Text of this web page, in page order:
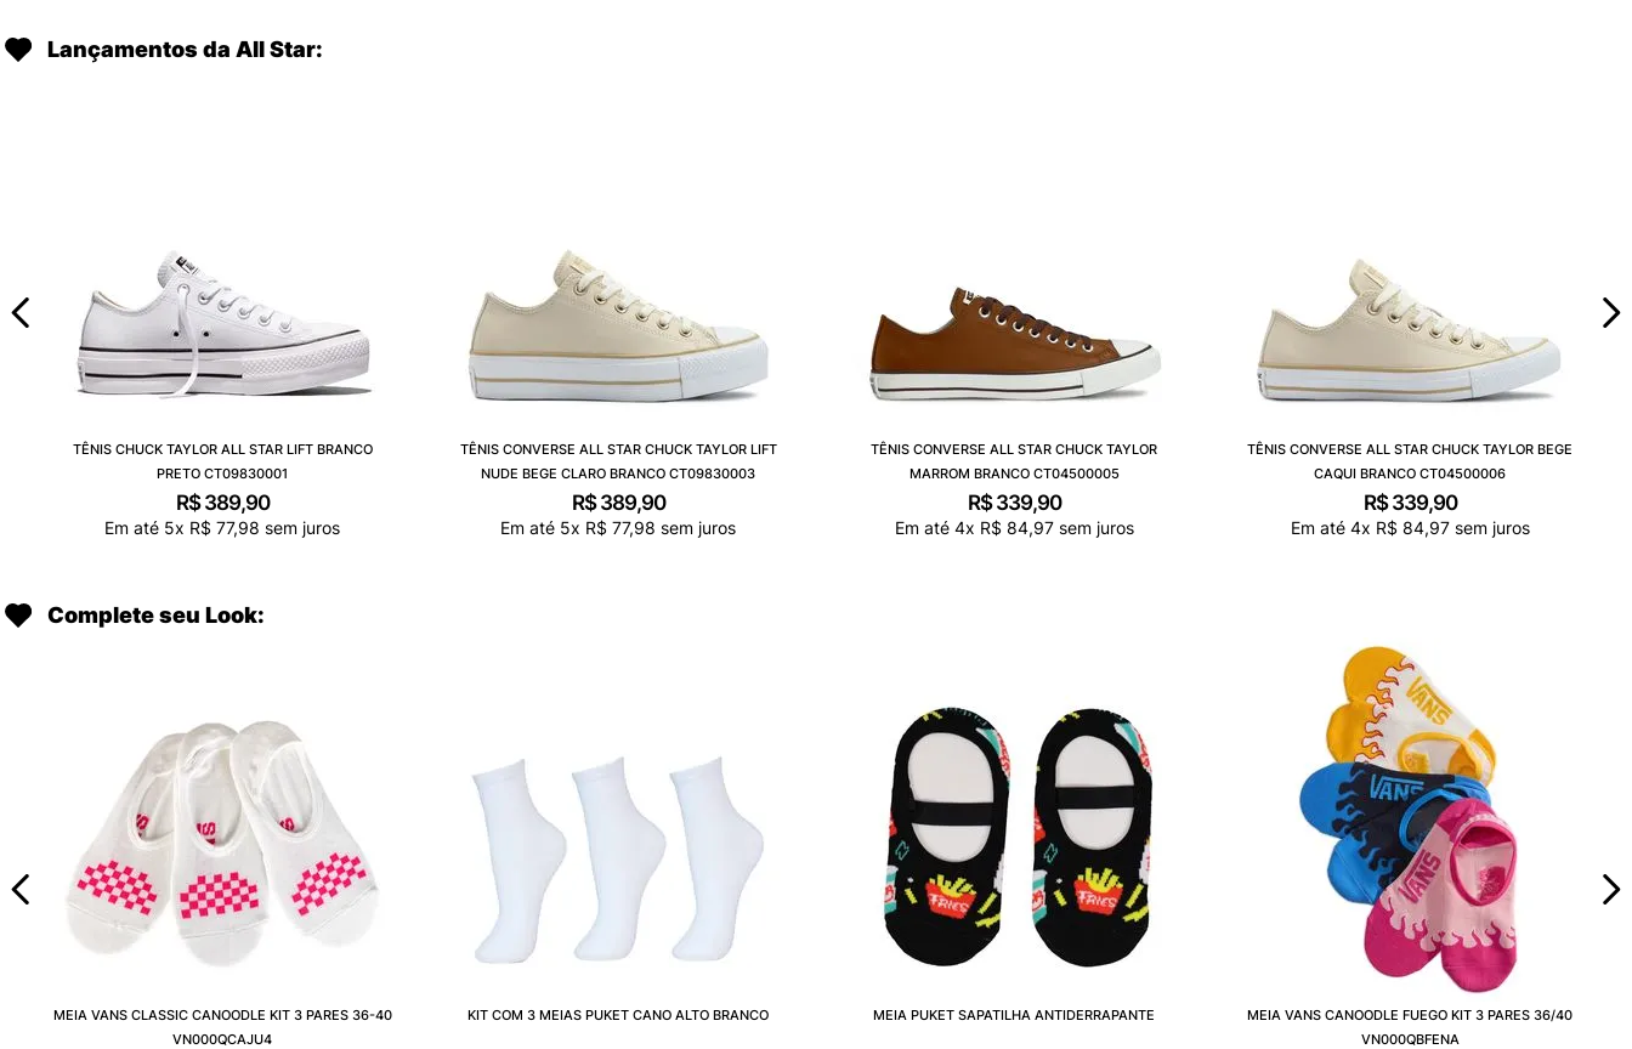
Lançamentos da All Star:
TÊNIS CHUCK TAYLOR ALL STAR LIFT BRANCO
PRETO CT09830001
R$ 389,90
Em até 5x R$ 77,98 sem juros
TÊNIS CONVERSE ALL STAR CHUCK TAYLOR LIFT
NUDE BEGE CLARO BRANCO CT09830003
R$ 389,90
Em até 5x R$ 77,98 sem juros
TÊNIS CONVERSE ALL STAR CHUCK TAYLOR
MARROM BRANCO CT04500005
R$ 339,90
Em até 4x R$ 84,97sem juros
TÊNIS CONVERSE ALL STAR CHUCK TAYLOR BEGE
CAQUI BRANCO CT04500006
R$ 339,90
Em até 4x R$ 84,97sem juros
Complete seu Look:
MEIA VANS CLASSIC CANOODLE KIT 3 PARES 36-40
VN000QCAJU4
KIT COM 3 MEIAS PUKET CANO ALTO BRANCO MEIA PUKET SAPATILHA ANTIDERRAPANTE
MEIA VANS CANOODLE FUEGO KIT 3 PARES 36/40
VN000QBFENA